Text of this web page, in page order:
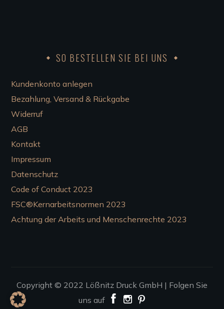
SO BESTELLEN SIE BEI UNS
Kundenkonto anlegen
Bezahlung, Versand & Rückgabe
Widerruf
AGB
Kontakt
Impressum
Datenschutz
Code of Conduct 2023
FSC®Kernarbeitsnormen 2023
Achtung der Arbeits und Menschenrechte 2023
Copyright © 2022 Lößnitz Druck GmbH | Folgen Sie
uns auf